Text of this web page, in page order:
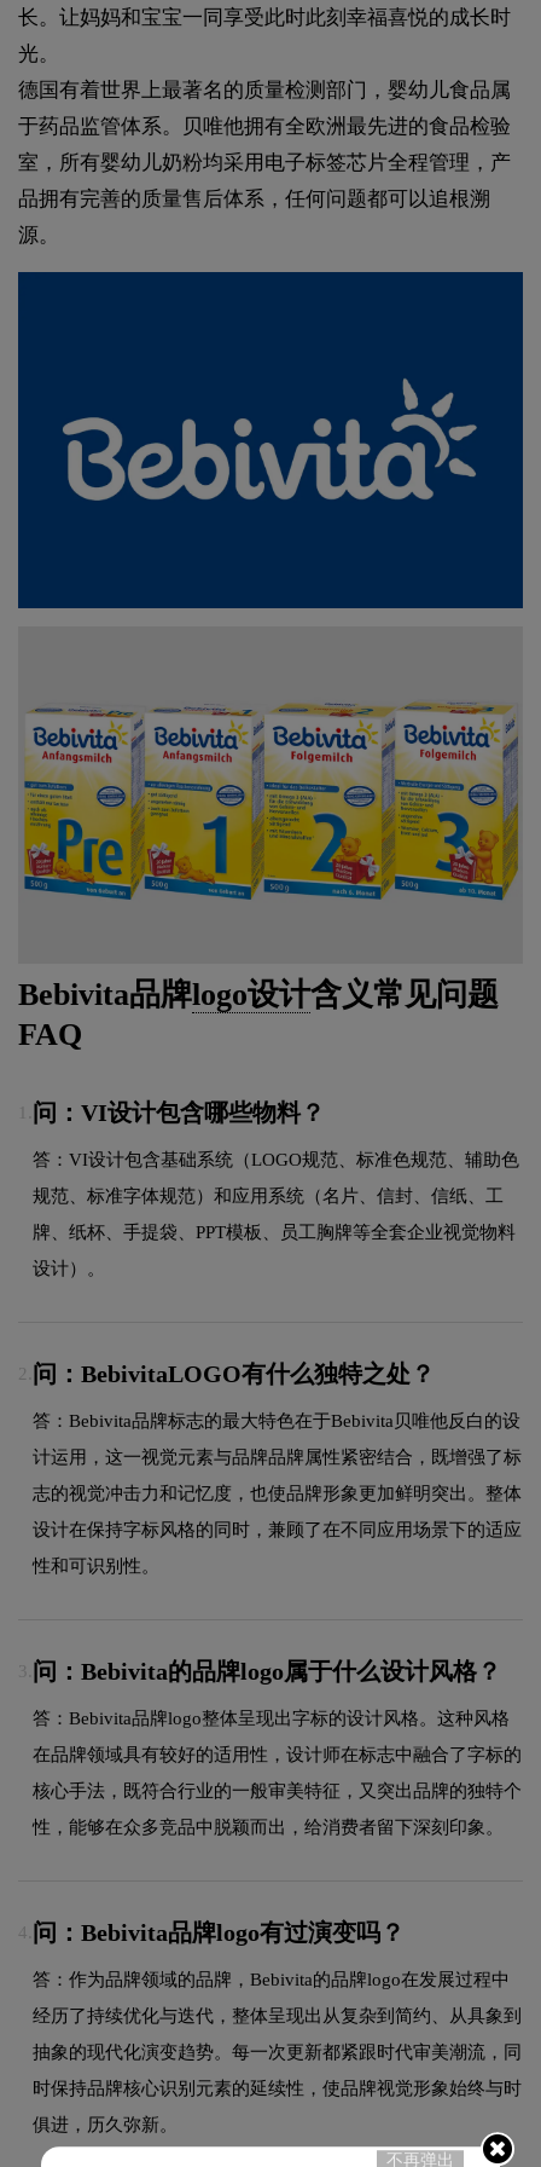
长。让妈妈和宝宝一同享受此时此刻幸福喜悦的成长时
光。
德国有着世界上最著名的质量检测部门，婴幼儿食品属
于药品监管体系。贝唯他拥有全欧洲最先进的食品检验
室，所有婴幼儿奶粉均采用电子标签芯片全程管理，产
品拥有完善的质量售后体系，任何问题都可以追根溯
源。
Bebivita品牌logo设计含义常见问题
FAQ
问：VI设计包含哪些物料？
答：VI设计包含基础系统（LOGO规范、标准色规范、辅助色
规范、标准字体规范）和应用系统（名片、信封、信纸、工
牌、纸杯、手提袋、PPT模板、员工胸牌等全套企业视觉物料
设计）。
2. 问：BebivitaLOGO有什么独特之处？
答：Bebivita品牌标志的最大特色在于Bebivita贝唯他反白的设
计运用，这一视觉元素与品牌品牌属性紧密结合，既增强了标
志的视觉冲击力和记忆度，也使品牌形象更加鲜明突出。整体
设计在保持字标风格的同时，兼顾了在不同应用场景下的适应
性和可识别性。
3. 问：Bebivita的品牌logo属于什么设计风格？
答：Bebivita品牌logo整体呈现出字标的设计风格。这种风格
在品牌领域具有较好的适用性，设计师在标志中融合了字标的
核心手法，既符合行业的一般审美特征，又突出品牌的独特个
性，能够在众多竞品中脱颖而出，给消费者留下深刻印象。
4. 问：Bebivita品牌logo有过演变吗？
答：作为品牌领域的品牌，Bebivita的品牌logo在发展过程中
经历了持续优化与迭代，整体呈现出从复杂到简约、从具象到
抽象的现代化演变趋势。每一次更新都紧跟时代审美潮流，同
时保持品牌核心识别元素的延续性，使品牌视觉形象始终与时
俱进，历久弥新。
不再弹出